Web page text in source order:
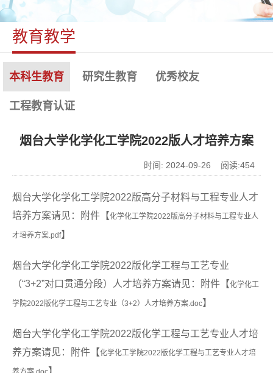
教育教学
本科生教育 研究生教育 优秀校友
工程教育认证
烟台大学化学化工学院2022版人才培养方案
时间: 2024-09-26 阅读:454
烟台大学化学化工学院2022版高分子材料与工程专业人才
培养方案请见：附件【化学化工学院2022版高分子材料与工程专业人
才培养方案.pdf】
烟台大学化学化工学院2022版化学工程与工艺专业
（“3+2”对口贯通分段）人才培养方案请见：附件【化学化工
学院2022版化学工程与工艺专业（3+2）人才培养方案.doc】
烟台大学化学化工学院2022版化学工程与工艺专业人才培
养方案请见：附件【化学化工学院2022版化学工程与工艺专业人才培
】